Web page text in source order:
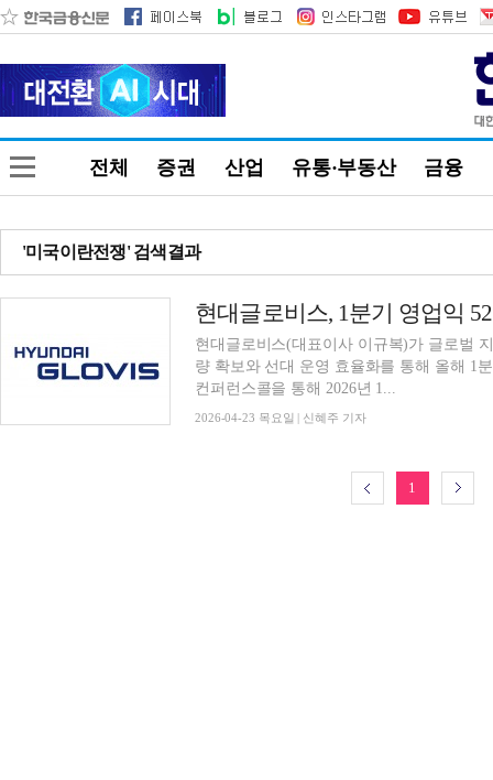
전체 증권 산업 유통·부동산 금융
'미국이란전쟁' 검색결과
현대글로비스(대표이사 이규복)가 글로벌
량 확보와 선대 운영 효율화를 통해 올해 1
컨퍼런스콜을 통해 2026년 1...
2026-04-23 목요일 | 신혜주 기자
1